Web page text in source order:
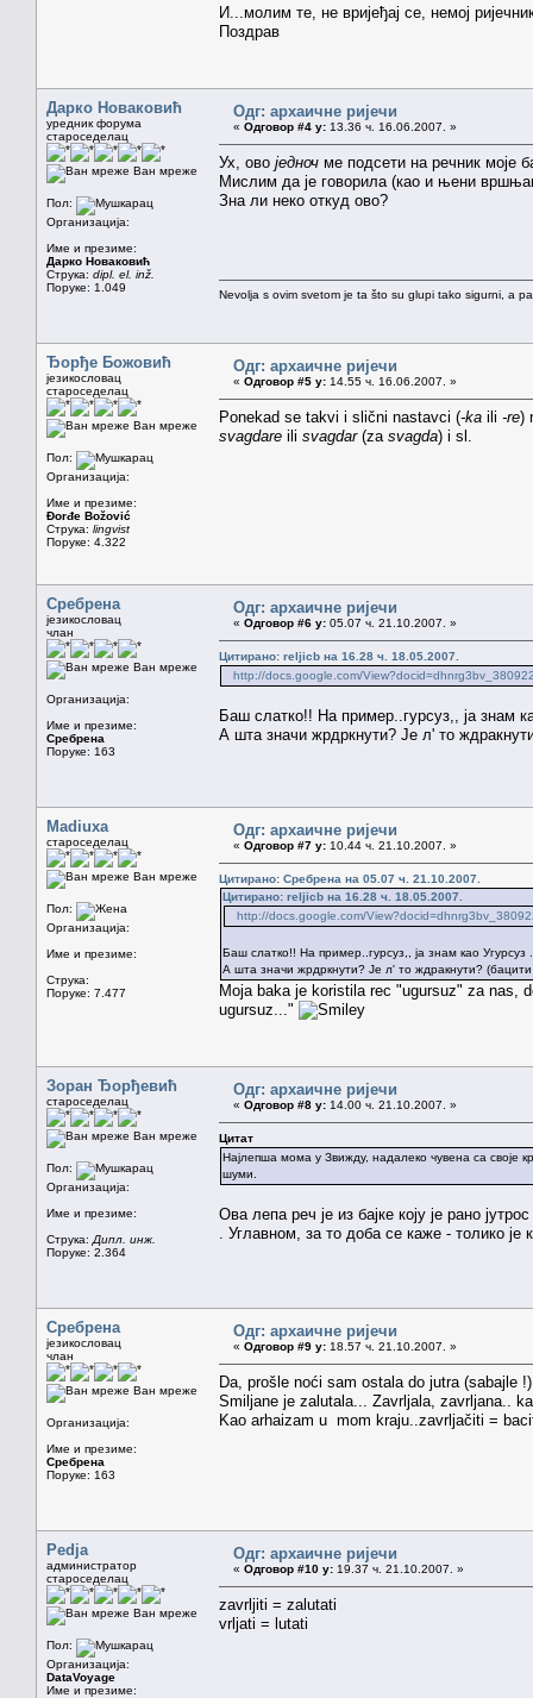
И...молим те, не вријеђај се, немој
Поздрав
Дарко Новаковић
уредник форума
староседелац
Ван мреже
Пол:
Организација:
Име и презиме:
Дарко Новаковић
Струка: dipl. el. inž.
Поруке: 1.049
Одг: архаичне ријечи
« Одговор #4 у: 13.36 ч. 16.06.2007. »
Ух, ово једноч ме подсети на речник моје
Мислим да је говорила (као и њени
Зна ли неко откуд ово?
Nevolja s ovim svetom je ta što su glupi tako sigurni, a
Ђорђе Божовић
језикословац
староседелац
Ван мреже
Пол:
Организација:
Име и презиме:
Đorđe Božović
Струка: lingvist
Поруке: 4.322
Одг: архаичне ријечи
« Одговор #5 у: 14.55 ч. 16.06.2007. »
Ponekad se takvi i slični nastavci (-ka ili -re)
svagdare ili svagdar(za svagda) i sl.
Сребрена
језикословац
члан
Ван мреже
Организација:
Име и презиме:
Сребрена
Поруке: 163
Одг: архаичне ријечи
« Одговор #6 у: 05.07 ч. 21.10.2007. »
Цитирано: reljicb на 16.28 ч. 18.05.2007.
http://docs.google.com/
Баш слатко!! На пример..гурсуз,, ја знам
А шта значи жрдркнути? Је л' то
Madiuxa
староседелац
Ван мреже
Пол:
Организација:
Име и презиме:
Струка:
Поруке: 7.477
Одг: архаичне ријечи
« Одговор #7 у: 10.44 ч. 21.10.2007. »
Цитирано: Сребрена на 05.07 ч. 21.10.2007.
Цитирано: reljicb на 16.28 ч. 18.05.2007.
http://docs.google.com/
Баш слатко!! На пример..гурсуз,, ја знам као
А шта значи жрдркнути? Је л' то ждракнути?
Moja baka je koristila rec "ugursuz" za nas,
ugursuz..."
Зоран Ђорђевић
староседелац
Ван мреже
Пол:
Организација:
Име и презиме:
Струка: Дипл. инж.
Поруке: 2.364
Одг: архаичне ријечи
« Одговор #8 у: 14.00 ч. 21.10.2007. »
Цитат
Најлепша мома у Звижду, надалеко чувена са
шуми.
Ова лепа реч је из бајке коју је рано
. Углавном, за то доба се каже - толико је
Сребрена
језикословац
члан
Ван мреже
Организација:
Име и презиме:
Сребрена
Поруке: 163
Одг: архаичне ријечи
« Одговор #9 у: 18.57 ч. 21.10.2007. »
Da, prošle noći sam ostala do jutra (sabajle
Smiljane je zalutala... Zavrljala, zavrljana..
Kao arhaizam u mom kraju..zavrljačiti =
Pedja
администратор
староседелац
Ван мреже
Пол:
Организација:
DataVoyage
Име и презиме:
Одг: архаичне ријечи
« Одговор #10 у: 19.37 ч. 21.10.2007. »
zavrljiti = zalutati
vrljati = lutati